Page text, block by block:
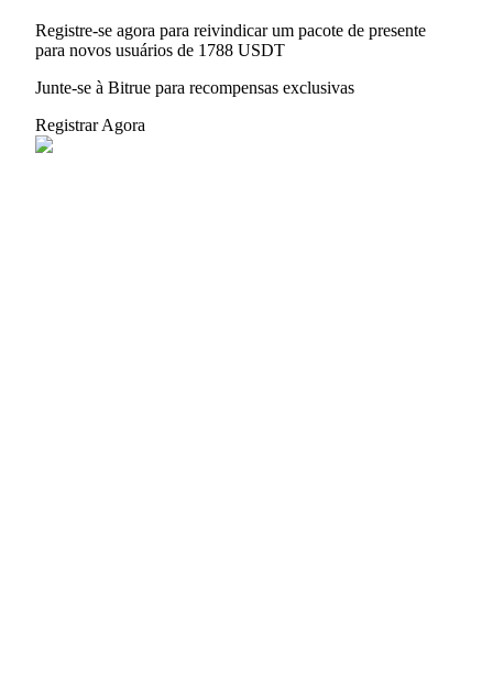
Registre-se agora para reivindicar um pacote de presente
para novos usuários de 1788 USDT
Junte-se à Bitrue para recompensas exclusivas
Registrar Agora